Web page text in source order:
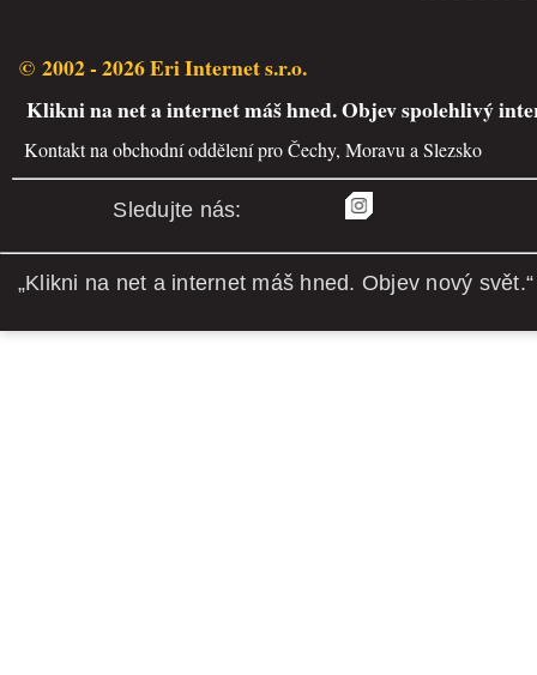
© 2002 - 2026 Eri Internet s.r.o.
Klikni na net a internet máš hned. Objev spolehlivý
Kontakt na obchodní oddělení pro Čechy, Moravu a Slezsko
Sledujte nás:
„Klikni na net a internet máš hned. Objev nový svět.“